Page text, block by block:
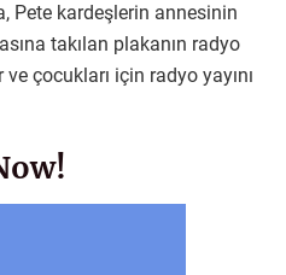
Pete kardeşlerin annesinin
takılan plakanın radyo
çocukları için radyo yayını